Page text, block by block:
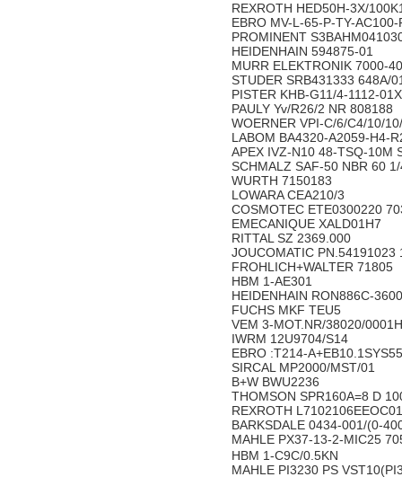
REXROTH HED50H-3X/
EBRO MV-L-65-P-TY-
PROMINENT
HEIDENHAIN 594875-01
MURR ELEKTRONIK 7000-
STUDER SRB431333 648A/
PISTER KHB-G11/4-1112-
PAULY Yv/R26/2 NR 808188
WOERNER VPI-C/6/C4/10/
LABOM BA4320-A2059-H4-
APEX IVZ-N10 48-TSQ-10M
SCHMALZ SAF-50 NBR 60
WURTH 7150183
LOWARA CEA210/3
COSMOTEC ETE0300220
EMECANIQUE XALD01H7
RITTAL SZ 2369.000
JOUCOMATIC
FROHLICH+WALTER 71805
HBM 1-AE301
HEIDENHAIN RON886C-
FUCHS MKF TEU5
VEM 3-MOT.NR/38020/
IWRM 12U9704/S14
EBRO :T214-
SIRCAL MP2000/MST/01
B+W BWU2236
THOMSON SPR160A=8 D
REXROTH
BARKSDALE 0434-001/(0-
MAHLE PX37-13-2-MIC25
HBM 1-C9C/0.5KN
MAHLE PI3230 PS